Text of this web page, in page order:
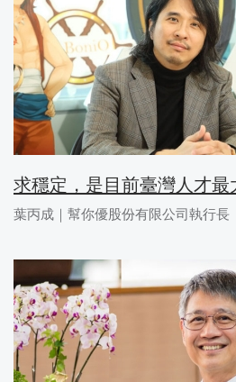
求穩定，是目前臺灣人才最
葉丙成｜幫你優股份有限公司執行長